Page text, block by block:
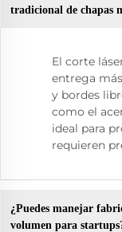
tradicional de chapas
El corte
entrega
y bordes
como el
ideal para
requieren
¿Puedes manejar
volumen para